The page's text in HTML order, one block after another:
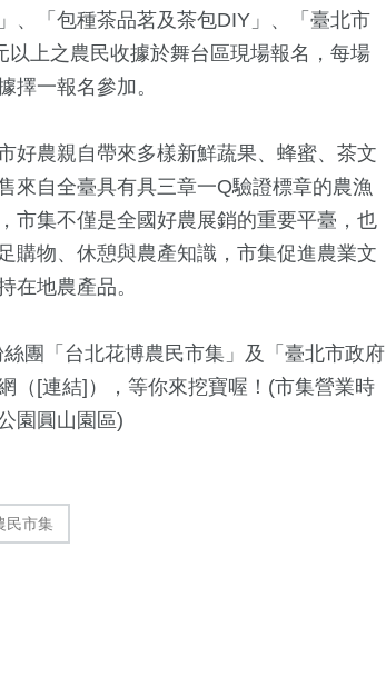
、「包種茶品茗及茶包DIY」、「臺北市
上之農民收據於舞台區現場報名，每場
擇一報名參加。
好農親自帶來多樣新鮮蔬果、蜂蜜、茶文
來自全臺具有具三章一Q驗證標章的農漁
市集不僅是全國好農展銷的重要平臺，也
購物、休憩與農產知識，市集促進農業文
在地農產品。
團「台北花博農民市集」及「臺北市政府
（[連結]），等你來挖寶喔！(市集營業時
園圓山園區)
民市集
763+
文教
646+